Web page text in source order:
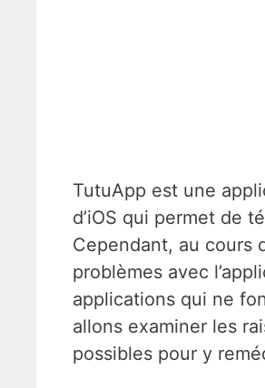
TutuApp est une
d’iOS qui permet de
Cependant, au cours
problèmes avec
applications qui ne
allons examiner les
possibles pour y